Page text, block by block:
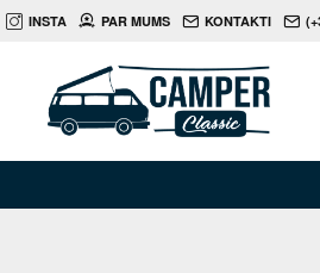
INSTA PAR MUMS KONTAKTI